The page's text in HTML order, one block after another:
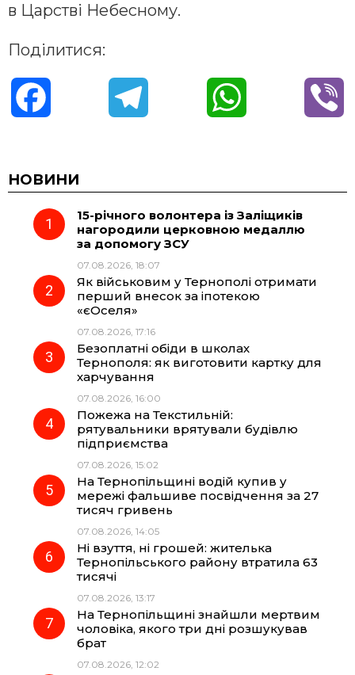
в Цaрстві Небеснoму.
Поділитися:
c
e
o
k
e
g
r
a
m
t
A
НОВИНИ
15-річного волонтера із Заліщиків
нагородили церковною медаллю
за допомогу ЗСУ
07.08.2026, 18:07
Як військовим у Тернополі отримати
перший внесок за іпотекою
«єОселя»
07.08.2026, 17:16
Безоплатні обіди в школах
Тернополя: як виготовити картку для
харчування
07.08.2026, 16:00
Пожежа на Текстильній:
рятувальники врятували будівлю
підприємства
07.08.2026, 15:02
На Тернопільщині водій купив у
мережі фальшиве посвідчення за 27
тисяч гривень
07.08.2026, 14:05
Ні взуття, ні грошей: жителька
Тернопільського району втратила 63
тисячі
07.08.2026, 13:17
На Тернопільщині знайшли мертвим
чоловіка, якого три дні розшукував
брат
07.08.2026, 12:02